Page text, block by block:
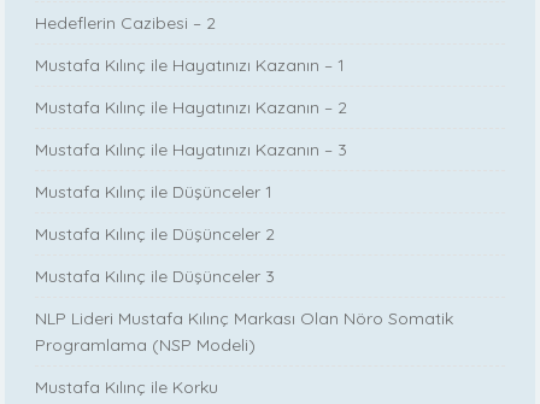
Hedeflerin Cazibesi – 2
Mustafa Kılınç ile Hayatınızı Kazanın – 1
Mustafa Kılınç ile Hayatınızı Kazanın – 2
Mustafa Kılınç ile Hayatınızı Kazanın – 3
Mustafa Kılınç ile Düşünceler 1
Mustafa Kılınç ile Düşünceler 2
Mustafa Kılınç ile Düşünceler 3
NLP Lideri Mustafa Kılınç Markası Olan Nöro Somatik
Programlama (NSP Modeli)
Mustafa Kılınç ile Korku